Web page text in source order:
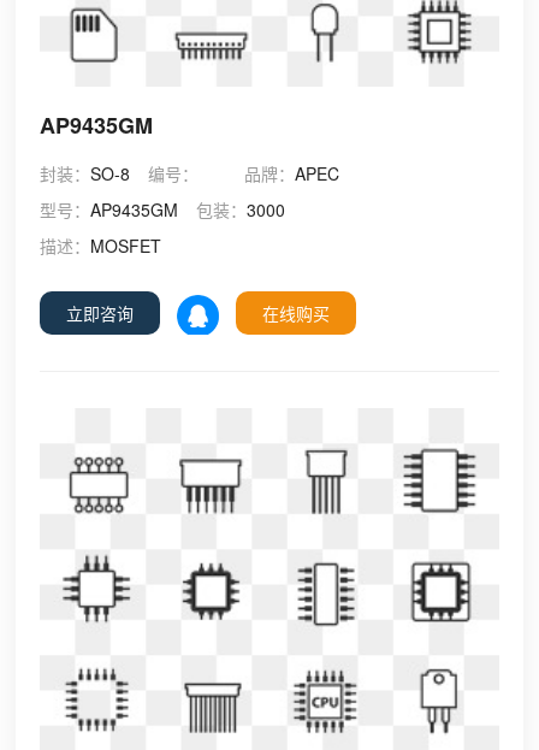
AP9435GM
封装：SO-8 编号： 品牌：APEC
型号：AP9435GM 包装：3000
描述： MOSFET
立即咨询 在线购买